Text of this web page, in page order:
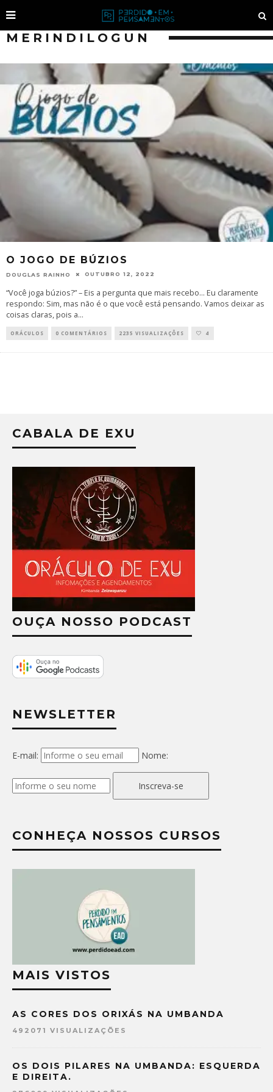
MERINDILOGUN
O JOGO DE BÚZIOS
DOUGLAS RAINHO OUTUBRO 12, 2022
“Você joga búzios?” – Eis a pergunta que mais recebo... Eu claramente
respondo: Sim, mas não é o que você está pensando. Vamos deixar as
coisas claras, pois a...
ORÁCULOS 0 COMENTÁRIOS 2235 VISUALIZAÇÕES 4
CABALA DE EXU
OUÇA NOSSO PODCAST
NEWSLETTER
E-mail: Nome:
Inscreva-se
CONHEÇA NOSSOS CURSOS
MAIS VISTOS
AS CORES DOS ORIXÁS NA UMBANDA
492071 VISUALIZAÇÕES
OS DOIS PILARES NA UMBANDA: ESQUERDA
E DIREITA.